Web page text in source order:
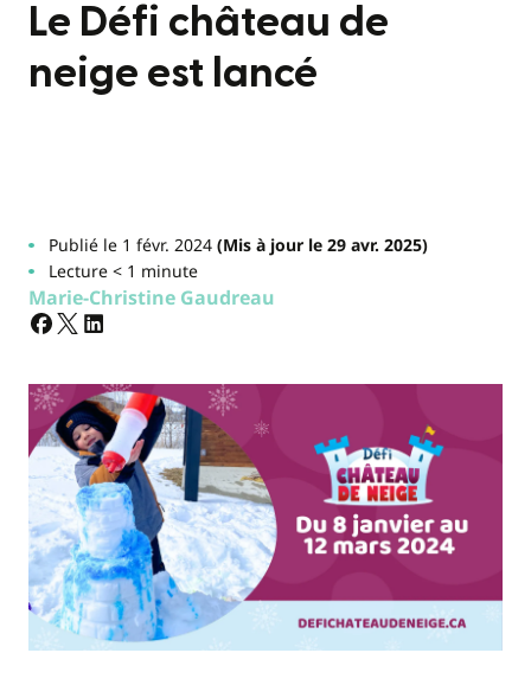
Le Défi château de
neige est lancé
Publié le 1 févr. 2024(Mis à jour le 29 avr. 2025)
Lecture < 1 minute
Marie-Christine Gaudreau